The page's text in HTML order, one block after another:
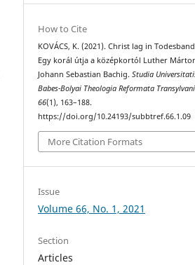
How to Cite
KOVÁCS, K. (2021). Christ lag in
Egy korál útja a középkortól Luther
Johann Sebastian Bachig.Studia
Babes-Bolyai Theologia Reformata
66(1), 163–188.
https://doi.org/10.24193/subbtref.66.1.09
More Citation Formats
Issue
Volume 66, No. 1, 2021
Section
Articles